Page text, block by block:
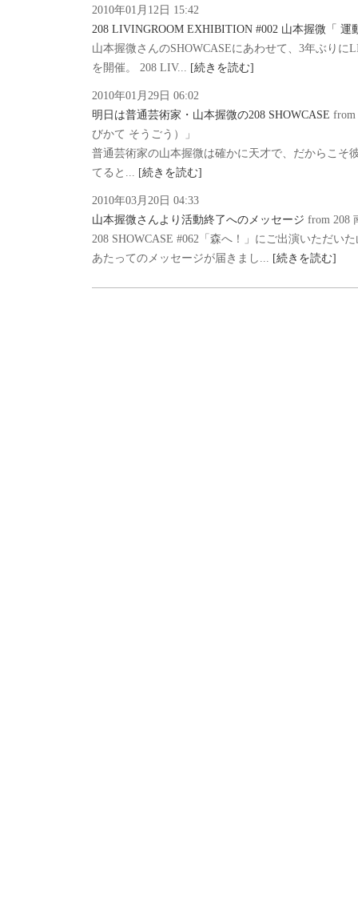
2010年01月12日 15:42
208 LIVINGROOM EXHIBITION #002 山本握微「 運
山本握微さんのSHOWCASEにあわせて、3年ぶりに
を開催。 208 LIV... [続きを読む]
2010年01月29日 06:02
明日は普通芸術家・山本握微の208 SHOWCASE from
びかて そうごう）」
普通芸術家の山本握微は確かに天才で、だからこそ
てると... [続きを読む]
2010年03月20日 04:33
山本握微さんより活動終了へのメッセージ from 208
208 SHOWCASE #062「森へ！」にご出演いただい
あたってのメッセージが届きまし... [続きを読む]